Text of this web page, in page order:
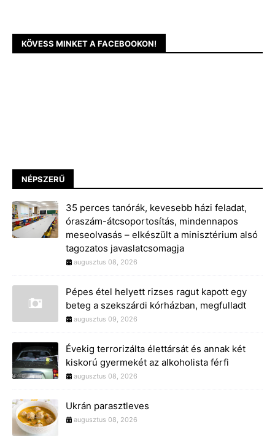
KÖVESS MINKET A FACEBOOKON!
NÉPSZERŰ
35 perces tanórák, kevesebb házi feladat,
óraszám-átcsoportosítás, mindennapos
meseolvasás – elkészült a minisztérium alsó
tagozatos javaslatcsomagja
augusztus 08, 2026
Pépes étel helyett rizses ragut kapott egy
beteg a szekszárdi kórházban, megfulladt
augusztus 09, 2026
Évekig terrorizálta élettársát és annak két
kiskorú gyermekét az alkoholista férfi
augusztus 08, 2026
Ukrán parasztleves
augusztus 08, 2026